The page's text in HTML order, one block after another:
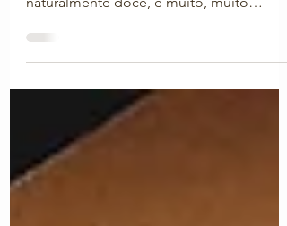
Mingau de Aveia com Frutas
Um super café da manhã para iniciar um
dia incrível! Essa receita é fácil, rápida,
naturalmente doce, e muito, muito